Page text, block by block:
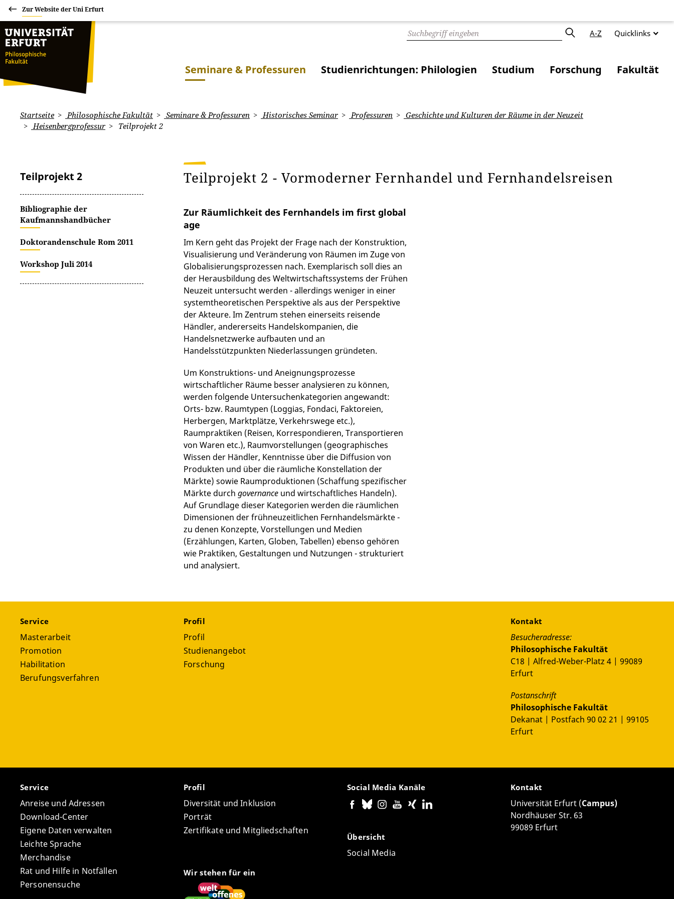
Zur Website der Uni Erfurt
A-Z Quicklinks
Seminare & Professuren Studienrichtungen: Philologien Studium Forschung Fakultät
Startseite Philosophische Fakultät Seminare & Professuren Historisches Seminar Professuren
Geschichte und Kulturen der Räume in der Neuzeit
Heisenbergprofessur
Teilprojekt 2
Teilprojekt 2
Bibliographie der
Kaufmannshandbücher
Doktorandenschule Rom 2011
Workshop Juli 2014
Teilprojekt 2 - Vormoderner Fernhandel und Fernhandelsreisen
Zur Räumlichkeit des Fernhandels im first global
age
Im Kern geht das Projekt der Frage nach der Konstruktion,
Visualisierung und Veränderung von Räumen im Zuge von
Globalisierungsprozessen nach. Exemplarisch soll dies an
der Herausbildung des Weltwirtschaftssystems der Frühen
Neuzeit untersucht werden - allerdings weniger in einer
systemtheoretischen Perspektive als aus der Perspektive
der Akteure. Im Zentrum stehen einerseits reisende
Händler, andererseits Handelskompanien, die
Handelsnetzwerke aufbauten und an
Handelsstützpunkten Niederlassungen gründeten.
Um Konstruktions- und Aneignungsprozesse
wirtschaftlicher Räume besser analysieren zu können,
werden folgende Untersuchenkategorien angewandt:
Orts- bzw. Raumtypen (Loggias, Fondaci, Faktoreien,
Herbergen, Marktplätze, Verkehrswege etc.),
Raumpraktiken (Reisen, Korrespondieren, Transportieren
von Waren etc.), Raumvorstellungen (geographisches
Wissen der Händler, Kenntnisse über die Diffusion von
Produkten und über die räumliche Konstellation der
Märkte) sowie Raumproduktionen (Schaffung spezifischer
Märkte durch governance und wirtschaftliches Handeln).
Auf Grundlage dieser Kategorien werden die räumlichen
Dimensionen der frühneuzeitlichen Fernhandelsmärkte -
zu denen Konzepte, Vorstellungen und Medien
(Erzählungen, Karten, Globen, Tabellen) ebenso gehören
wie Praktiken, Gestaltungen und Nutzungen - strukturiert
und analysiert.
Service
Masterarbeit
Promotion
Habilitation
Berufungsverfahren
Profil
Profil
Studienangebot
Forschung
Kontakt
Besucheradresse:
Philosophische Fakultät
C18 | Alfred-Weber-Platz 4 | 99089
Erfurt
Postanschrift
Philosophische Fakultät
Dekanat | Postfach 90 02 21 | 99105
Erfurt
Service
Anreise und Adressen
Download-Center
Eigene Daten verwalten
Leichte Sprache
Merchandise
Rat und Hilfe in Notfällen
Personensuche
Profil
Diversität und Inklusion
Porträt
Zertifikate und Mitgliedschaften
Wir stehen für ein
Social Media Kanäle
Übersicht
Social Media
Kontakt
Universität Erfurt (Campus)
Nordhäuser Str. 63
99089 Erfurt